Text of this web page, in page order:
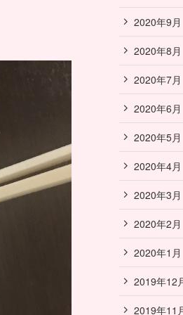
2020年9月
2020年8月
2020年7月
2020年6月
2020年5月
2020年4月
2020年3月
2020年2月
2020年1月
2019年12
2019年11